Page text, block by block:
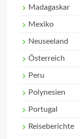
Madagaskar
Mexiko
Neuseeland
Österreich
Peru
Polynesien
Portugal
Reiseberichte